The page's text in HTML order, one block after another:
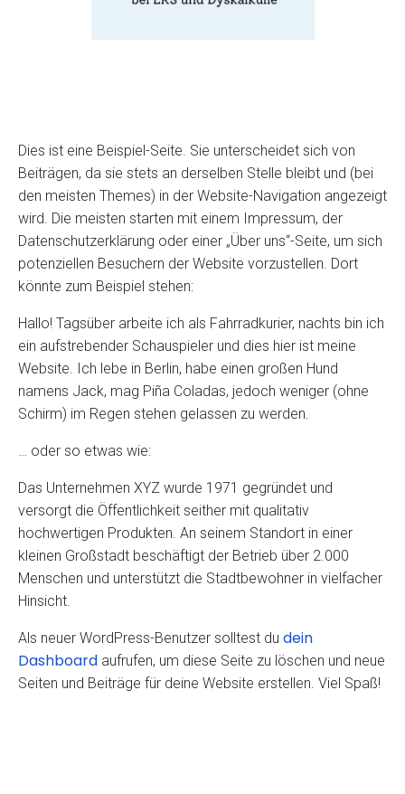
Dies ist eine Beispiel-Seite. Sie unterscheidet sich von
Beiträgen, da sie stets an derselben Stelle bleibt und (bei
den meisten Themes) in der Website-Navigation angezeigt
wird. Die meisten starten mit einem Impressum, der
Datenschutzerklärung oder einer „Über uns“-Seite, um sich
potenziellen Besuchern der Website vorzustellen. Dort
könnte zum Beispiel stehen:
Hallo! Tagsüber arbeite ich als Fahrradkurier, nachts bin ich
ein aufstrebender Schauspieler und dies hier ist meine
Website. Ich lebe in Berlin, habe einen großen Hund
namens Jack, mag Piña Coladas, jedoch weniger (ohne
Schirm) im Regen stehen gelassen zu werden.
… oder so etwas wie:
Das Unternehmen XYZ wurde 1971 gegründet und
versorgt die Öffentlichkeit seither mit qualitativ
hochwertigen Produkten. An seinem Standort in einer
kleinen Großstadt beschäftigt der Betrieb über 2.000
Menschen und unterstützt die Stadtbewohner in vielfacher
Hinsicht.
Als neuer WordPress-Benutzer solltest du dein
Dashboard aufrufen, um diese Seite zu löschen und neue
Seiten und Beiträge für deine Website erstellen. Viel Spaß!